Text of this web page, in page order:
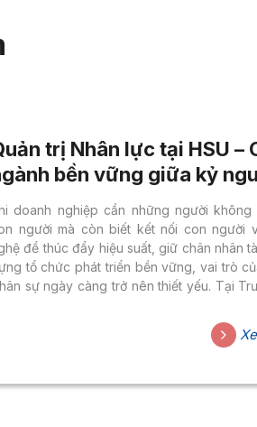
trị Nhân lực tại HSU –
bền vững giữa kỷ
95% sinh viên có việc
khi ra trường
doanh nghiệp cần những người không
người mà còn biết kết nối con người
để thúc đẩy hiệu suất, giữ chân nhân
tổ chức phát triển bền vững, vai trò
sự ngày càng trở nên thiết yếu. Tại
được đào tạo theo chuẩn quốc tế,
lực toàn diện và bám sát nhu cầu thực